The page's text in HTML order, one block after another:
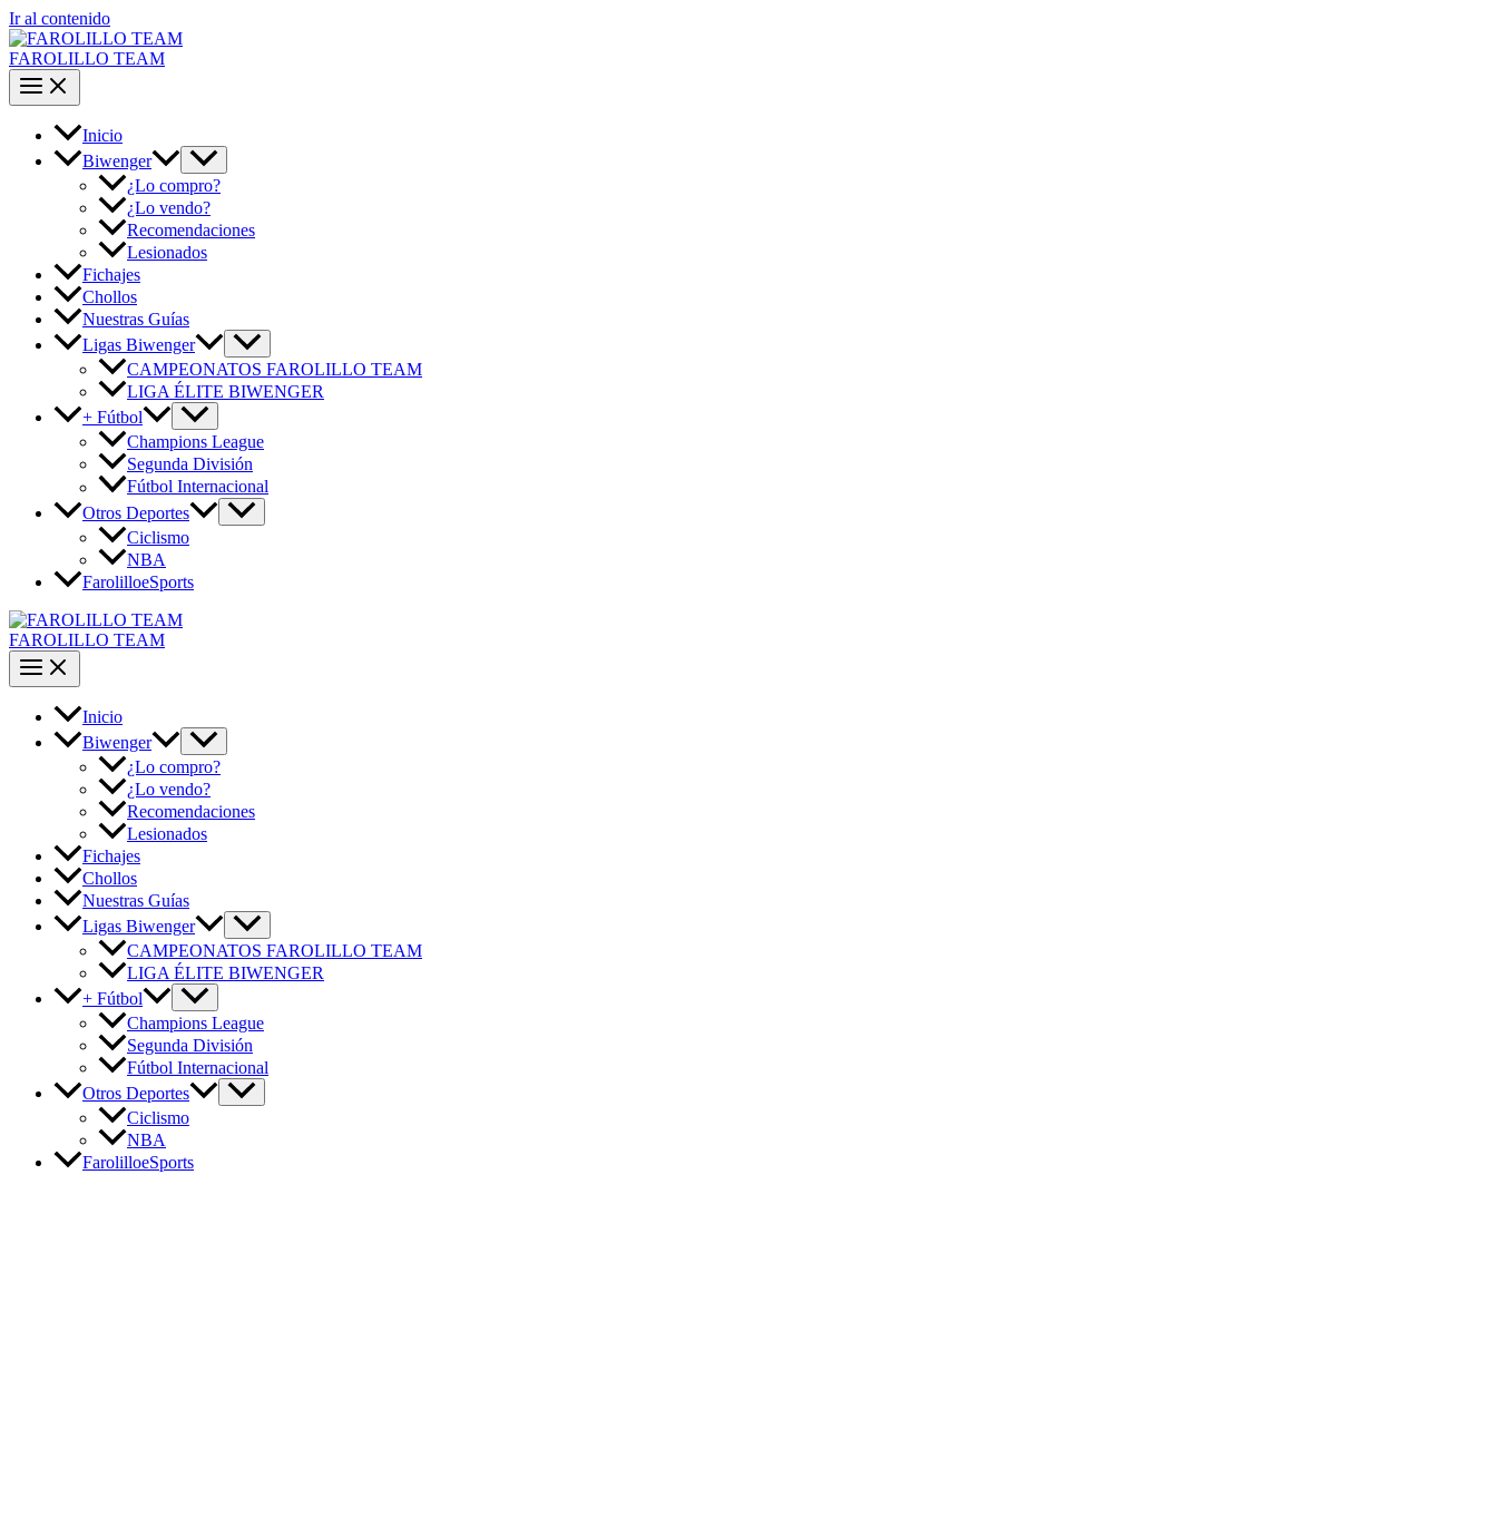
Ir al contenido
FAROLILLO TEAM
Inicio
Biwenger
¿Lo compro?
¿Lo vendo?
Recomendaciones
Lesionados
Fichajes
Chollos
Nuestras Guías
Ligas Biwenger
CAMPEONATOS FAROLILLO TEAM
LIGA ÉLITE BIWENGER
+ Fútbol
Champions League
Segunda División
Fútbol Internacional
Otros Deportes
Ciclismo
NBA
FarolilloeSports
FAROLILLO TEAM
Inicio
Biwenger
¿Lo compro?
¿Lo vendo?
Recomendaciones
Lesionados
Fichajes
Chollos
Nuestras Guías
Ligas Biwenger
CAMPEONATOS FAROLILLO TEAM
LIGA ÉLITE BIWENGER
+ Fútbol
Champions League
Segunda División
Fútbol Internacional
Otros Deportes
Ciclismo
NBA
FarolilloeSports